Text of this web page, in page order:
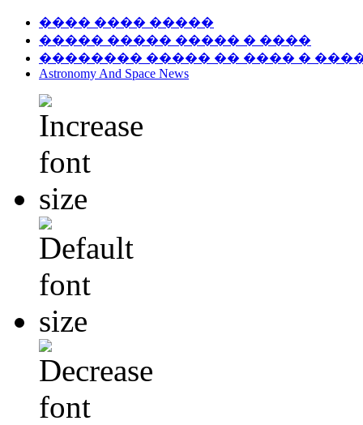
���� ���� �����
����� ����� ����� � ����
�������� ����� �� ���� �
Astronomy And Space News